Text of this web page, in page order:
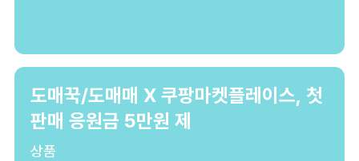
도매꾹/도매매 X 쿠팡마켓플레이스, 첫
판매 응원금 5만원 제
상품